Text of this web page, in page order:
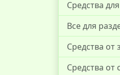
Средства
Все для
Средства от
Средства от